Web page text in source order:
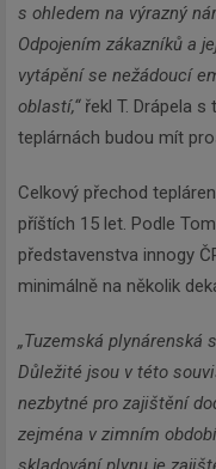
s ohledem na výrazný
Odpojením zákazníků a
vytápění se nežádoucí
oblastí,“řekl T. Drápela s
teplárnách budou mít
Celkový přechod
příštích 15 let. Podle
představenstva innogy
minimálně na několik
„Tuzemská plynárenská
Důležité jsou v této
nezbytné pro zajištění
zejména v zimním